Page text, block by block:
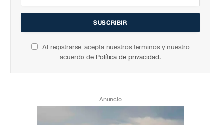
Al registrarse, acepta nuestros términos y nuestro
acuerdo de Política de privacidad.
Anuncio